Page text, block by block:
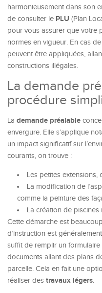
harmonieusement dans son
de consulter le PLU (Plan
pour vous assurer que votre
normes en vigueur. En cas
peuvent être appliquées,
constructions illégales.
La demande
procédure
La demande préalable
envergure. Elle s’applique
un impact significatif sur
courants, on trouve :
Les petites extensions,
La modification de
comme la peinture des
La création de piscines
Cette démarche est
d’instruction est
suffit de remplir un
documents allant des plans
parcelle. Cela en fait une
réaliser des travaux légers.